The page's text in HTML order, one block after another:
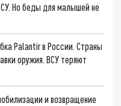
Но беды для малышей не
Palantir в России. Страны
оружия. ВСУ теряют
и возвращение